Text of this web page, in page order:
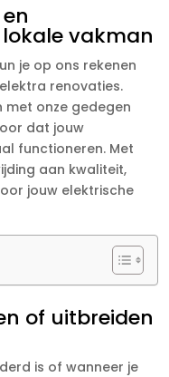
vakman
je op ons rekenen
renovaties.
met onze gedegen
dat jouw
functioneren. Met
aan kwaliteit,
jouw elektrische
of uitbreiden
is of wanneer je